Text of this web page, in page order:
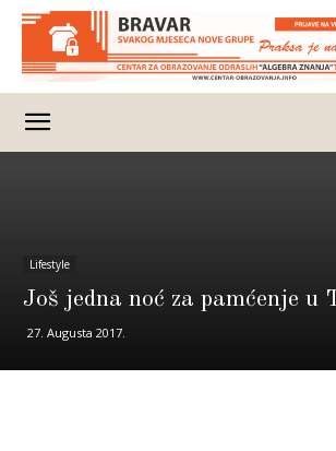
Lifestyle
Još jedna noć za pamćenje u
27. Augusta 2017.